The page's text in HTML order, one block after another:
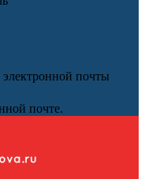
почты
почте.